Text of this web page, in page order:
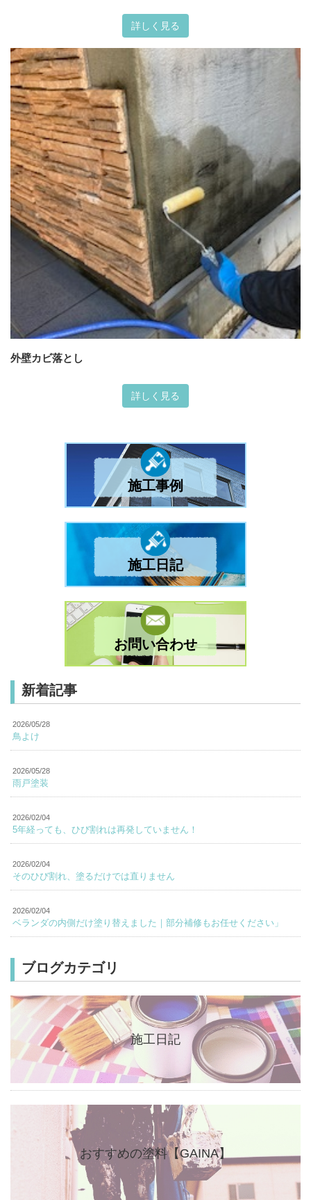
詳しく見る
外壁カビ落とし
詳しく見る
施工事例
施工日記
お問い合わせ
新着記事
2026/05/28
鳥よけ
2026/05/28
雨戸塗装
2026/02/04
5年経っても、ひび割れは再発していません！
2026/02/04
そのひび割れ、塗るだけでは直りません
2026/02/04
ベランダの内側だけ塗り替えました｜部分補修もお任せください」
ブログカテゴリ
施工日記
おすすめの塗料【GAINA】